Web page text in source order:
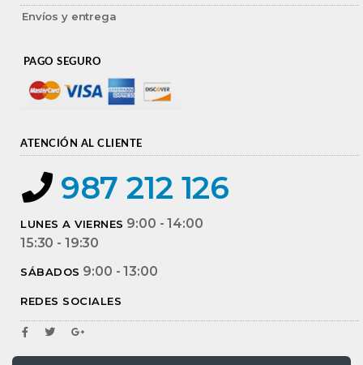
Envíos y entrega
PAGO SEGURO
ATENCIÓN AL CLIENTE
987 212 126
LUNES A VIERNES 9:00 - 14:00
15:30 - 19:30
SÁBADOS 9:00 - 13:00
REDES SOCIALES